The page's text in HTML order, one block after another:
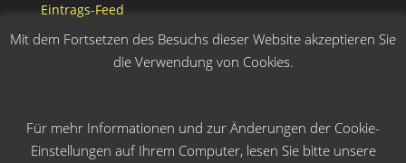
Eintrags-Feed
Kommentar-Feed
WordPress.org
Links Kontakt Impressum
Mit dem Fortsetzen des Besuchs dieser Website akzeptieren Sie
die Verwendung von Cookies.
Für mehr Informationen und zur Änderungen der Cookie-
Einstellungen auf Ihrem Computer, lesen Sie bitte unsere